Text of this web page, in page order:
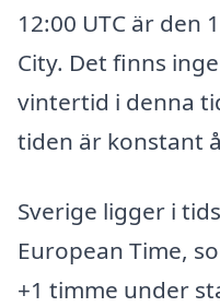
12:00 UTC är den
City. Det finns
vintertid i denna
tiden är konstant
Sverige ligger i
European Time,
+1 timme under